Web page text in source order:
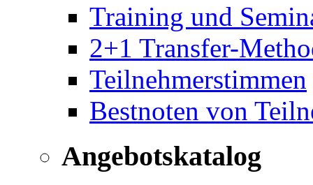
Training und
2+1 Transfer-
Teilnehmerstimmen
Bestnoten von
Angebotskatalog